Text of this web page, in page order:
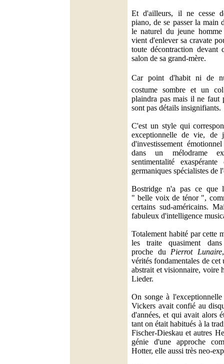
Et d'ailleurs, il ne cesse
piano, de se passer la main
le naturel du jeune
vient d'enlever sa cravate
toute décontraction devant
salon de sa grand-mère.
Car point d'habit ni de
costume sombre et un
plaindra pas mais il ne faut
sont pas détails insignifiants.
C'est un style qui
exceptionnelle de vie, de
d'investissement
dans un mélodrame
sentimentalité
germaniques spécialistes de
Bostridge n'a pas ce que
" belle voix de ténor ",
certains sud-américains.
fabuleux d'intelligence
Totalement habité par cette
les traite quasiment
proche du Pierrot Lunaire
vérités fondamentales de
abstrait et visionnaire, voire
Lieder.
On songe à
Vickers avait confié au
d'années, et qui avait alors
tant on était habitués à la
Fischer-Dieskau et autres
génie d'une approche
Hotter, elle aussi très neo-